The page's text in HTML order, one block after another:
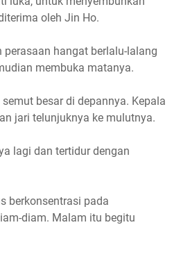
oleh Jin Ho.
hangat berlalu-lalang
membuka matanya.
besar di depannya. Kepala
jari telunjuknya ke mulutnya.
lagi dan tertidur dengan
berkonsentrasi pada
diam. Malam itu begitu